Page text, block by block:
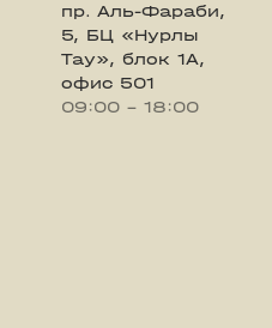
пр. Аль-Фараби,
5, БЦ «Нурлы
Тау», блок 1А,
офис 501
09:00 - 18:00